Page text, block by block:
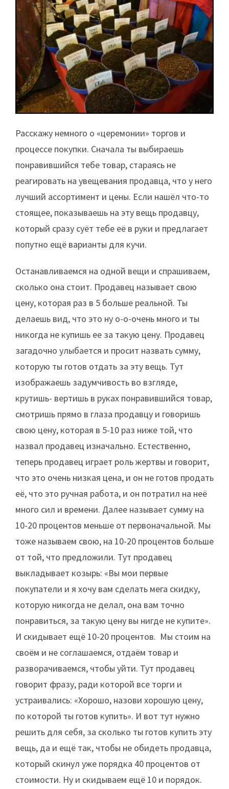
Расскажу немного о «церемонии» торгов и
процессе покупки. Сначала ты выбираешь
понравившийся тебе товар, стараясь не
реагировать на увещевания продавца, что у него
лучший ассортимент и цены. Если нашёл что-то
стоящее, показываешь на эту вещь продавцу,
который сразу суёт тебе её в руки и предлагает
попутно ещё варианты для кучи.
Останавливаемся на одной вещи и спрашиваем,
сколько она стоит. Продавец называет свою
цену, которая раз в 5 больше реальной. Ты
делаешь вид, что это ну о-о-очень много и ты
никогда не купишь ее за такую цену. Продавец
загадочно улыбается и просит назвать сумму,
которую ты готов отдать за эту вещь. Тут
изображаешь задумчивость во взгляде,
крутишь- вертишь в руках понравившийся товар,
смотришь прямо в глаза продавцу и говоришь
свою цену, которая в 5-10 раз ниже той, что
назвал продавец изначально. Естественно,
теперь продавец играет роль жертвы и говорит,
что это очень низкая цена, и он не готов продать
её, что это ручная работа, и он потратил на неё
много сил и времени. Далее называет сумму на
10-20 процентов меньше от первоначальной. Мы
тоже называем свою, на 10-20 процентов больше
от той, что предложили. Тут продавец
выкладывает козырь: «Вы мои первые
покупатели и я хочу вам сделать мега скидку,
которую никогда не делал, она вам точно
понравиться, за такую цену вы нигде не купите».
И скидывает ещё 10-20 процентов. Мы стоим на
своём и не соглашаемся, отдаём товар и
разворачиваемся, чтобы уйти. Тут продавец
говорит фразу, ради которой все торги и
устраивались: «Хорошо, назови хорошую цену,
по которой ты готов купить». И вот тут нужно
решить для себя, за сколько ты готов купить эту
вещь, да и ещё так, чтобы не обидеть продавца,
который скинул уже порядка 40 процентов от
стоимости. Ну и скидываем ещё 10 и порядок.